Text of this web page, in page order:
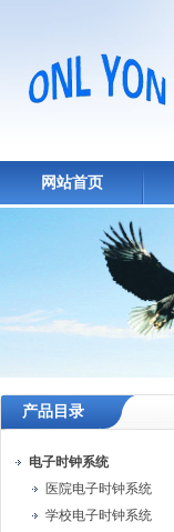
网站首页
产品目录
电子时钟系统
医院电子时钟系统
学校电子时钟系统